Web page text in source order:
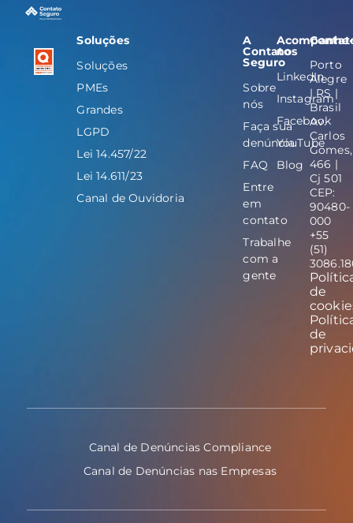
Soluções
Soluções
PMEs
Grandes
LGPD
Lei 14.457/22
Lei 14.611/23
Canal de Ouvidoria
A
Contato
Seguro
Sobre
nós
Faça sua
denúncia
FAQ
Entre
em
contato
Trabalhe
com a
gente
Acompanhe-
nos
LinkedIn
Instagram
Facebook
YouTube
Blog
Porto
Alegre
| RS |
Brasil
Av.
Carlos
Gomes,
466 |
Cj 501
CEP:
90480-
000
+55
(51)
de
de
Canal de Denúncias Compliance
Canal de Denúncias nas Empresas